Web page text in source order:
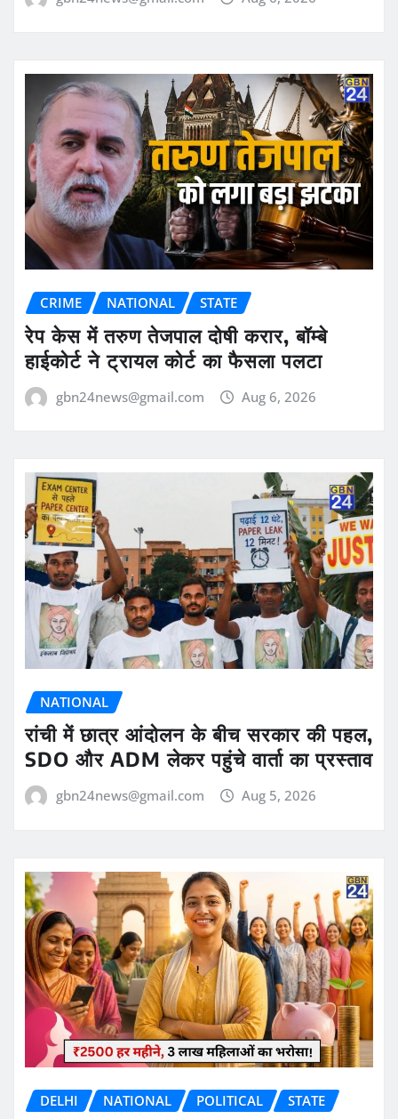
CRIME NATIONAL STATE
रेप केस में तरुण तेजपाल दोषी करार, बॉम्बे
हाईकोर्ट ने ट्रायल कोर्ट का फैसला पलटा
gbn24news@gmail.com Aug 6, 2026
NATIONAL
रांची में छात्र आंदोलन के बीच सरकार की पहल,
SDO और ADM लेकर पहुंचे वार्ता का प्रस्ताव
gbn24news@gmail.com Aug 5, 2026
DELHI NATIONAL POLITICAL STATE